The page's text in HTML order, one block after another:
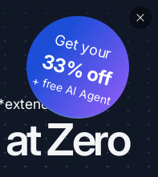
Zero
Get your
33% off
+ free AI Agent